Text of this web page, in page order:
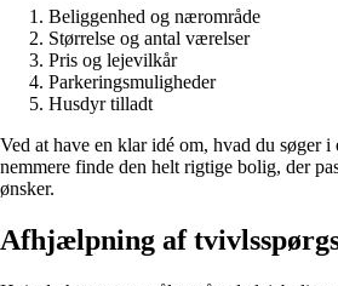
Beliggenhed og nærområde
Størrelse og antal værelser
Pris og lejevilkår
Parkeringsmuligheder
Husdyr tilladt
Ved at have en klar idé om, hvad du søger
nemmere finde den helt rigtige bolig, der
ønsker.
Afhjælpning af